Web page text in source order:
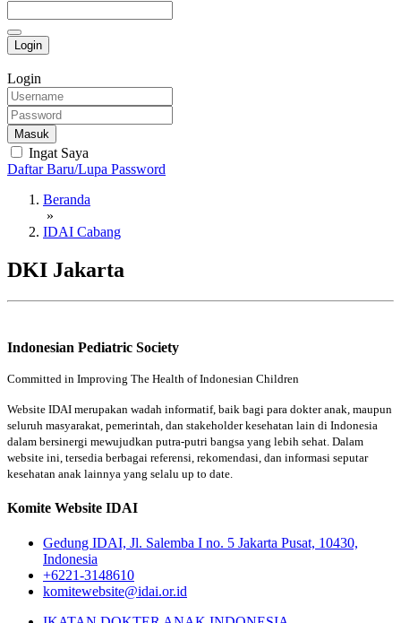
Login
Login
Masuk
Ingat Saya
Daftar Baru/Lupa Password
Beranda
»
IDAI Cabang
DKI Jakarta
Indonesian Pediatric Society
Committed in Improving The Health of Indonesian Children
Website IDAI merupakan wadah informatif, baik bagi para dokter anak, maupun
seluruh masyarakat, pemerintah, dan stakeholder kesehatan lain di Indonesia
dalam bersinergi mewujudkan putra-putri bangsa yang lebih sehat. Dalam
website ini, tersedia berbagai referensi, rekomendasi, dan informasi seputar
kesehatan anak lainnya yang selalu up to date.
Komite Website IDAI
Gedung IDAI, Jl. Salemba I no. 5 Jakarta Pusat, 10430,
Indonesia
+6221-3148610
komitewebsite@idai.or.id